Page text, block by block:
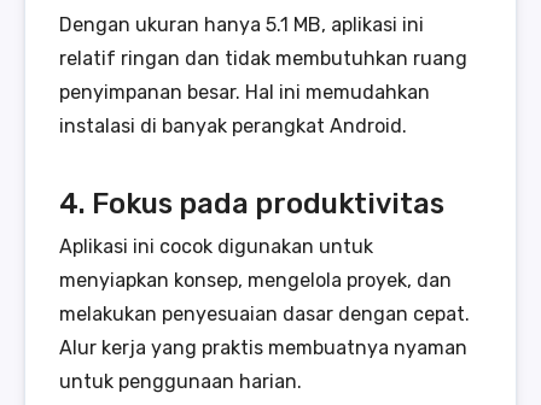
Dengan ukuran hanya 5.1 MB, aplikasi ini
relatif ringan dan tidak membutuhkan ruang
penyimpanan besar. Hal ini memudahkan
instalasi di banyak perangkat Android.
4. Fokus pada produktivitas
Aplikasi ini cocok digunakan untuk
menyiapkan konsep, mengelola proyek, dan
melakukan penyesuaian dasar dengan cepat.
Alur kerja yang praktis membuatnya nyaman
untuk penggunaan harian.